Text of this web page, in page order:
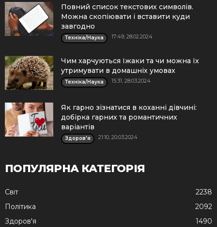
Повний список текстових символів.
Можна скопіювати і вставити куди
завгодно
Техніка/Наука 17:49, 28.02.2024
Чим харчуються їжаки та чи можна їх
утримувати в домашніх умовах
Техніка/Наука 15:31, 28.03.2024
Як гарно зізнатися в коханні дівчині:
добірка гарних та романтичних
варіантів
Здоров'я 21:10, 20.03.2024
ПОПУЛЯРНА КАТЕГОРІЯ
Cвіт
2238
Політика
2092
Здоров'я
1490